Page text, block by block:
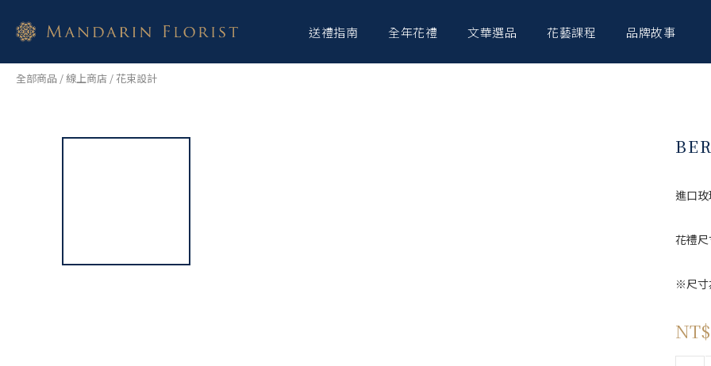
送禮指南 全年花禮 文華選品 花藝課程 品牌故事
全部商品 / 線上商店 /花束設計
進口
花禮
※尺寸